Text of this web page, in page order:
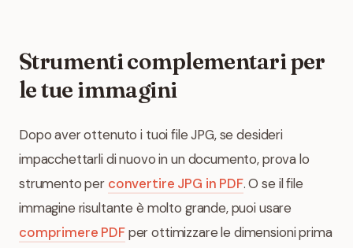
Strumenti complementari per
le tue immagini
Dopo aver ottenuto i tuoi file JPG, se desideri
impacchettarli di nuovo in un documento, prova lo
strumento per convertire JPG in PDF. O se il file
immagine risultante è molto grande, puoi usare
comprimere PDFper ottimizzare le dimensioni prima